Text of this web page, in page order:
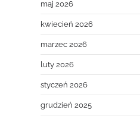
maj 2026
kwiecień 2026
marzec 2026
luty 2026
styczeń 2026
grudzień 2025